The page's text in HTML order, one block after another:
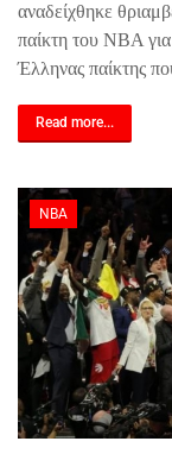
αναδείχθηκε
παίκτη του NBA
Έλληνας παίκτης
Read more...
NBA